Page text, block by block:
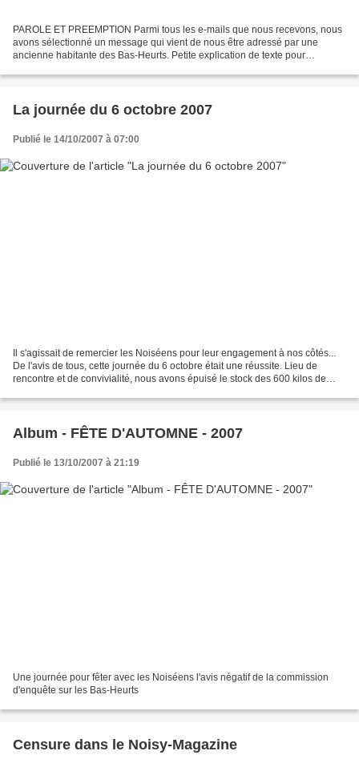
PAROLE ET PREEMPTION Parmi tous les e-mails que nous recevons, nous
avons sélectionné un message qui vient de nous être adressé par une
ancienne habitante des Bas-Heurts. Petite explication de texte pour
La journée du 6 octobre 2007
Publié le 14/10/2007 à 07:00
Il s'agissait de remercier les Noiséens pour leur engagement à nos côtés...
De l'avis de tous, cette journée du 6 octobre était une réussite. Lieu de
rencontre et de convivialité, nous avons épuisé le stock des 600 kilos de
Album - FÊTE D'AUTOMNE - 2007
Publié le 13/10/2007 à 21:19
Une journée pour fêter avec les Noiséens l'avis négatif de la commission
d'enquête sur les Bas-Heurts
Censure dans le Noisy-Magazine